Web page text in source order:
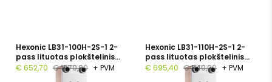
Hexonic LB31-100H-2S-1 2-
pass lituotas plokštelinis
šilumokaitis, 1", 100
plokštelių, PN 30
€ 652,70 € 1070,00 + PVM
Hexonic LB31-110H-2S-1 2-
pass lituotas plokštelinis
šilumokaitis, 1", 110
plokštelių, PN 30
€ 695,40 € 1140,00 + PVM